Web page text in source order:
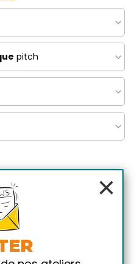
pitch
×